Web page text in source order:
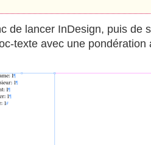
de lancer InDesign, puis de
texte avec une